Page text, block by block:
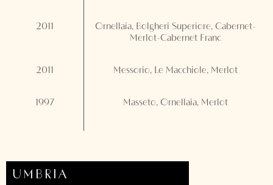
2011
Ornellaia, Bolgheri Superiore, Cabernet-
Merlot-Cabernet Franc
2011 Messorio, Le Macchiole, Merlot
1997 Masseto, Ornellaia, Merlot
UMBRIA